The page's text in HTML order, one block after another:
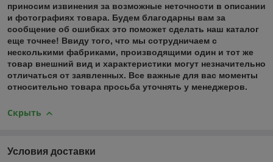
приносим извинения за возможные неточности в описании
и фотографиях товара. Будем благодарны вам за
сообщение об ошибках это поможет сделать наш каталог
еще точнее! Ввиду того, что мы сотрудничаем с
несколькими фабриками, производящими один и тот же
товар внешний вид и характеристики могут незначительно
отличаться от заявленных. Все важные для вас моменты
относительно товара просьба уточнять у менеджеров.
Скрыть
Условия доставки